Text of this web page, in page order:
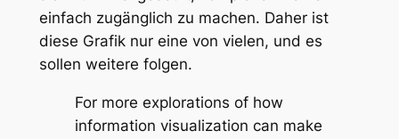
einfach zugänglich zu machen. Daher ist
diese Grafik nur eine von vielen, und es
sollen weitere folgen.
For more explorations of how
information visualization can make